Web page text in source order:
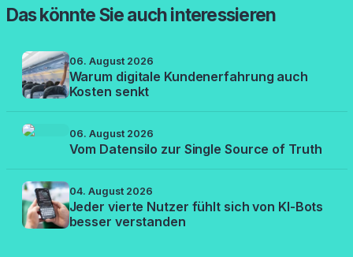
Das könnte Sie auch interessieren
06. August 2026
Warum digitale Kundenerfahrung auch
Kosten senkt
06. August 2026
Vom Datensilo zur Single Source of Truth
04. August 2026
Jeder vierte Nutzer fühlt sich von KI-Bots
besser verstanden